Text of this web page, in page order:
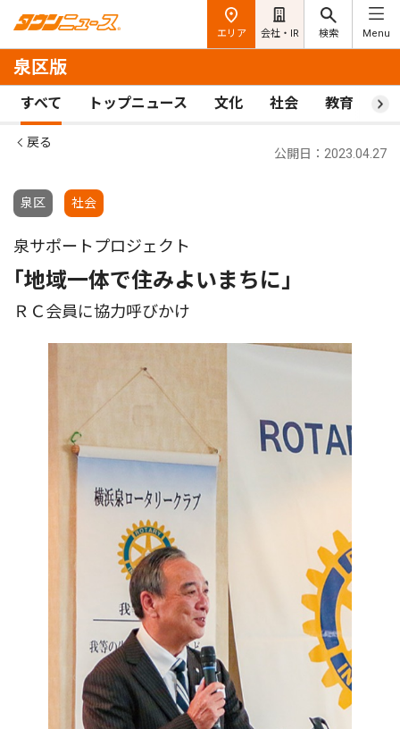
エリア 会社・IR 検索 Menu
泉区版
すべて トップニュース 文化 社会 教育 ス
戻る
泉区 社会
公開日：2023.04.27
泉サポートプロジェクト
｢地域一体で住みよいまちに｣
ＲＣ会員に協力呼びかけ